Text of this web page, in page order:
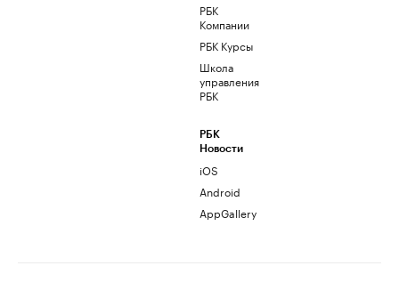
РБК
Компании
РБК Курсы
Школа
управления
РБК
РБК
Новости
iOS
Android
AppGallery